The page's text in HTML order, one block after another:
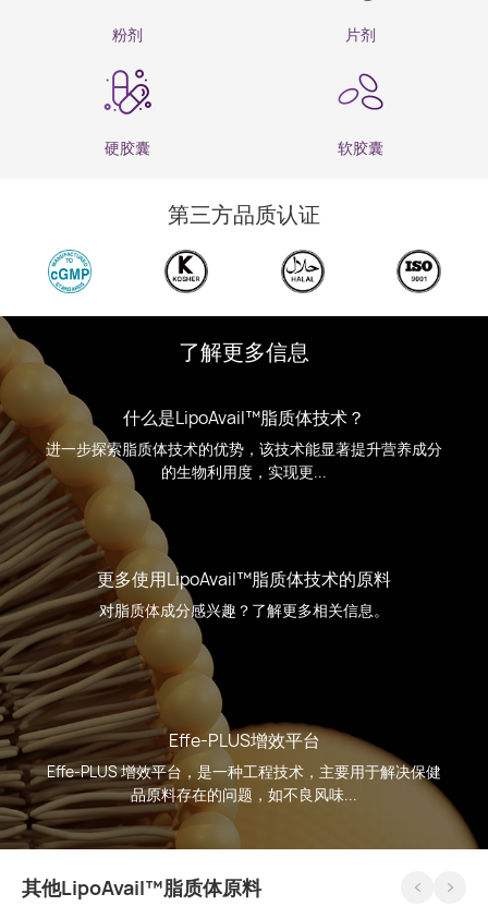
粉剂 片剂
硬胶囊 软胶囊
第三方品质认证
了解更多信息
什么是LipoAvail™脂质体技术？
进一步探索脂质体技术的优势，该技术能显著提升营养成分
的生物利用度，实现更...
更多使用LipoAvail™脂质体技术的原料
对脂质体成分感兴趣？了解更多相关信息。
Effe-PLUS增效平台
Effe-PLUS 增效平台，是一种工程技术，主要用于解决保健
品原料存在的问题，如不良风味...
其他LipoAvail™脂质体原料